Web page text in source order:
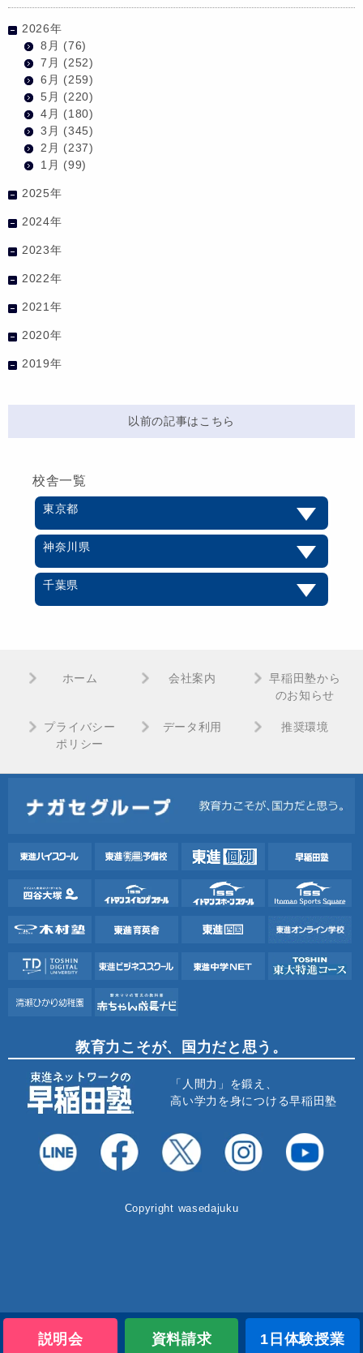
2026年
8月 (76)
7月 (252)
6月 (259)
5月 (220)
4月 (180)
3月 (345)
2月 (237)
1月 (99)
2025年
2024年
2023年
2022年
2021年
2020年
2019年
以前の記事はこちら
校舎一覧
東京都
神奈川県
千葉県
ホーム 会社案内
早稲田塾から
のお知らせ
プライバシー
ポリシー
データ利用 推奨環境
教育力こそが、国力だと思う。
「人間力」を鍛え、
高い学力を身につける早稲田塾
Copyright wasedajuku
説明会 資料請求 1日体験授業